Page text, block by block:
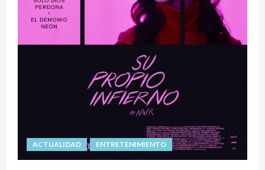
ACTUALIDAD ENTRETENIMIENTO